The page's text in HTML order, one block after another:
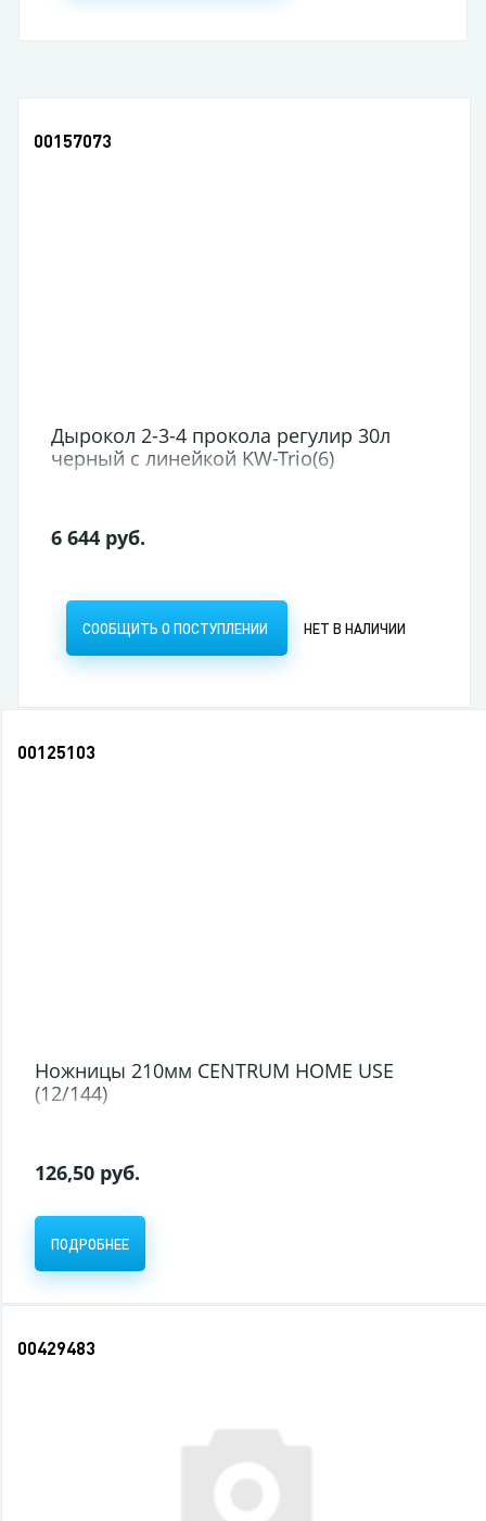
00157073
Дырокол 2-3-4 прокола регулир 30л
черный с линейкой KW-Trio(6)
6 644 руб.
СООБЩИТЬ О ПОСТУПЛЕНИИ НЕТ В НАЛИЧИИ
00125103
Ножницы 210мм CENTRUM HOME USE
(12/144)
126,50 руб.
ПОДРОБНЕЕ
00429483